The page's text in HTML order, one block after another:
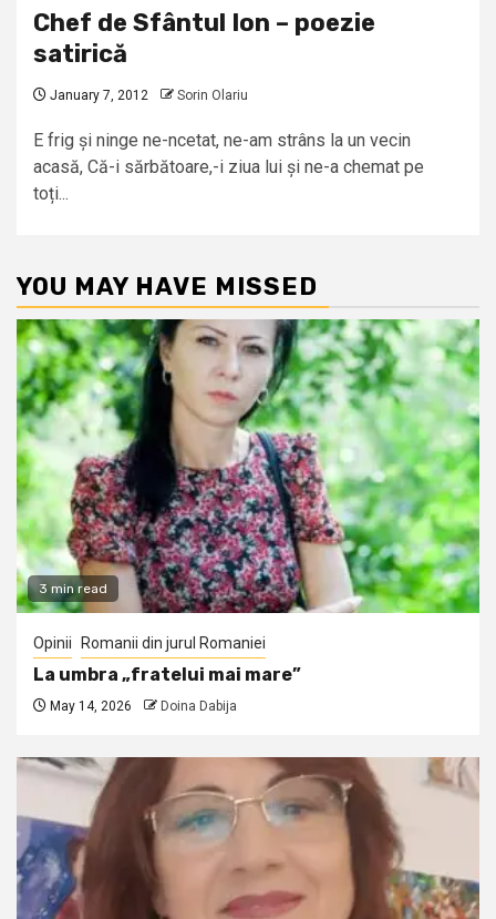
Chef de Sfântul Ion – poezie
satirică
January 7, 2012 Sorin Olariu
E frig și ninge ne-ncetat, ne-am strâns la un vecin
acasă, Că-i sărbătoare,-i ziua lui și ne-a chemat pe
toți...
YOU MAY HAVE MISSED
3 min read
Opinii Romanii din jurul Romaniei
La umbra „fratelui mai mare”
May 14, 2026 Doina Dabija